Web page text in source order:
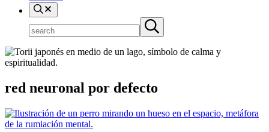
search
en
sitio
Submit
search
red neuronal por defecto